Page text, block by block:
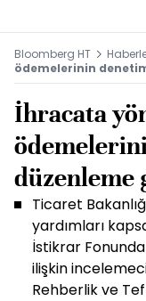
Bloomberg HT
ödemelerinin
İhracata
Ticaret
yardımları
İstikrar
ilişkin
Rehberlik ve